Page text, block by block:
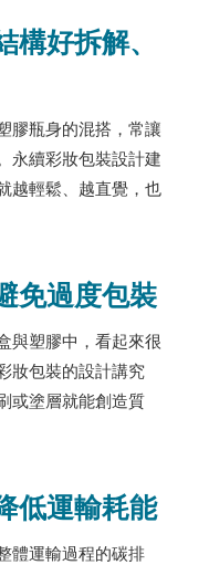
好拆解、
膠瓶身的混搭，常讓
永續彩妝包裝設計建
越輕鬆、越直覺，也
免過度包裝
與塑膠中，看起來很
妝包裝的設計講究
或塗層就能創造質
低運輸耗能
體運輸過程的碳排